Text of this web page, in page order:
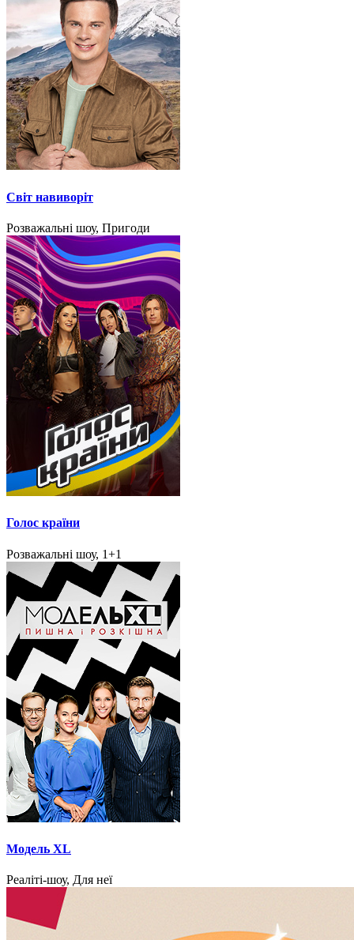
Світ навиворіт
Розважальні шоу, Пригоди
Голос країни
Розважальні шоу, 1+1
Модель XL
Реаліті-шоу, Для неї